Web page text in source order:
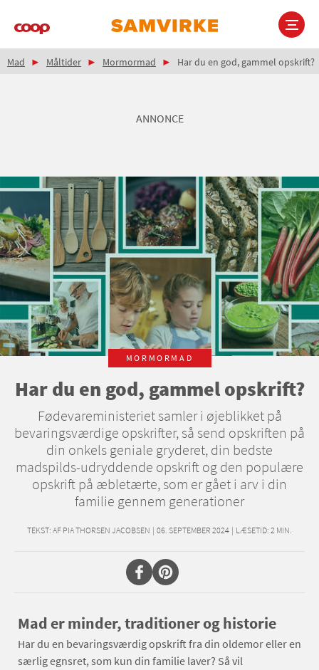
Main
Brødkrumme
Mad Måltider Mormormad Har du en god, gammel opskrift?
ANNONCE
MORMORMAD
Har du en god, gammel opskrift?
Fødevareministeriet samler i øjeblikket på
bevaringsværdige opskrifter, så send opskriften på
din onkels geniale gryderet, din bedste
madspilds-udryddende opskrift og den populære
opskrift på æbletærte, som er gået i arv i din
familie gennem generationer
TEKST: AF PIA THORSEN JACOBSEN | 06. SEPTEMBER 2024 | LÆSETID: 2 MIN.
Mad er minder, traditioner og historie
Har du en bevaringsværdig opskrift fra din oldemor eller en
særlig egnsret, som kun din familie laver? Så vil